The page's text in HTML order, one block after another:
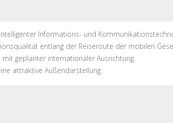
Informations- und
entlang der Reiseroute der mobilen
geplanter internationaler Ausrichtung.
attraktive Außendarstellung.